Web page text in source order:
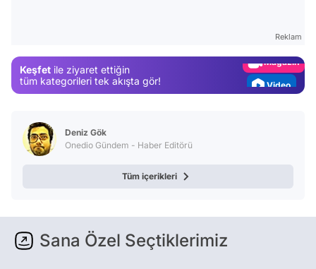
Reklam
Keşfet ile ziyaret ettiğin
tüm kategorileri tek akışta gör!
Video
Deniz Gök
Onedio Gündem - Haber Editörü
Tüm içerikleri
Sana Özel Seçtiklerimiz